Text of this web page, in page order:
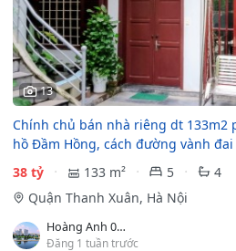
13
Chính chủ bán nhà riêng dt 133m2
hồ Đầm Hồng, cách đường vành đai
38 tỷ
133 m² 5
4
Quận Thanh Xuân, Hà Nội
Hoàng Anh 0982359900
Đăng 1 tuần trước